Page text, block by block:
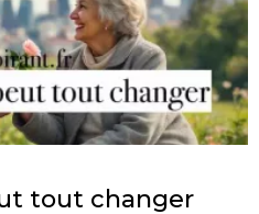
tout changer